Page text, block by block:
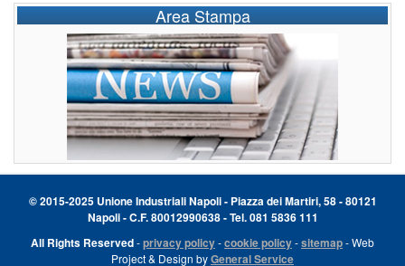
Area Stampa
© 2015-2025 Unione Industriali Napoli - Piazza dei Martiri, 58 - 80121
Napoli - C.F. 80012990638 - Tel. 081 5836 111
All Rights Reserved-privacy policy-cookie policy-sitemap- Web
Project & Design byGeneral Service